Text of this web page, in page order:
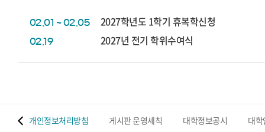
02.01 ~ 02.05 2027학년도 1학기 휴복학신청
02.19 2027년 전기 학위수여식
개인정보처리방침 게시판 운영세칙 대학정보공시 대